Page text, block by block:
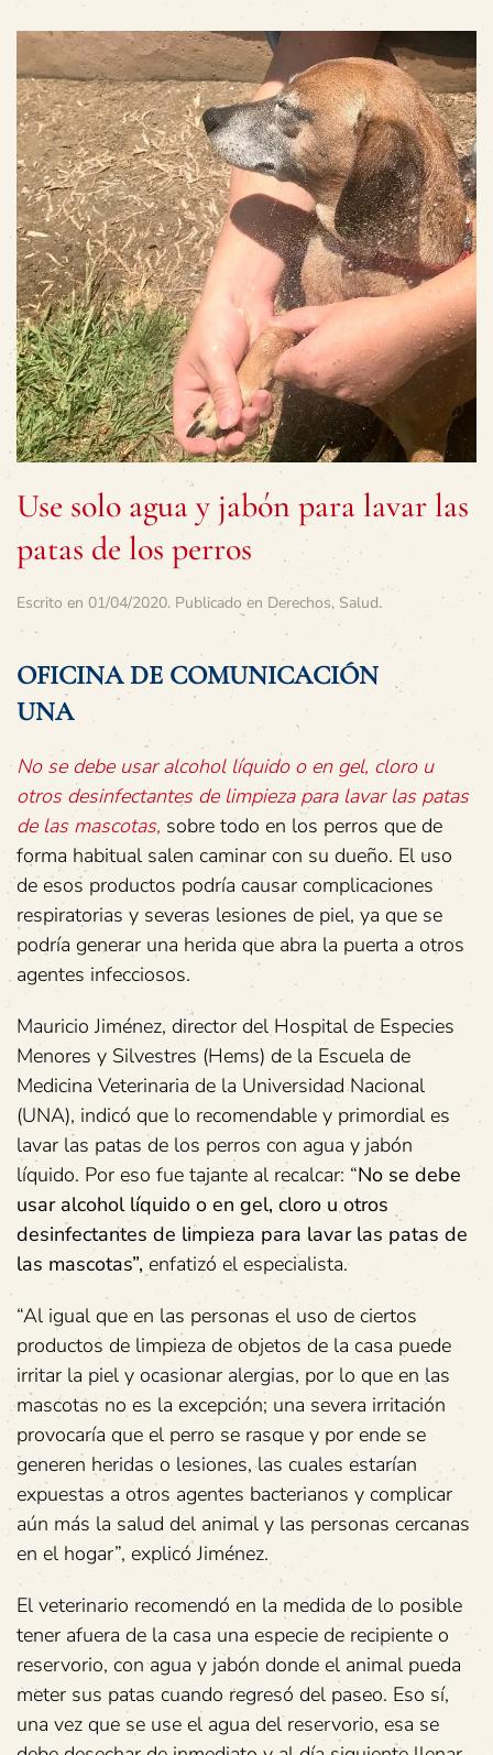
Use solo agua y jabón para lavar las
patas de los perros
Escrito en 01/04/2020. Publicado en Derechos, Salud.
OFICINA DE COMUNICACIÓN
UNA
No se debe usar alcohol líquido o en gel, cloro u
otros desinfectantes de limpieza para lavar las patas
de las mascotas, sobre todo en los perros que de
forma habitual salen caminar con su dueño. El uso
de esos productos podría causar complicaciones
respiratorias y severas lesiones de piel, ya que se
podría generar una herida que abra la puerta a otros
agentes infecciosos.
Mauricio Jiménez, director del Hospital de Especies
Menores y Silvestres (Hems) de la Escuela de
Medicina Veterinaria de la Universidad Nacional
(UNA), indicó que lo recomendable y primordial es
lavar las patas de los perros con agua y jabón
líquido. Por eso fue tajante al recalcar: “No se debe
usar alcohol líquido o en gel, cloro u otros
desinfectantes de limpieza para lavar las patas de
las mascotas”, enfatizó el especialista.
“Al igual que en las personas el uso de ciertos
productos de limpieza de objetos de la casa puede
irritar la piel y ocasionar alergias, por lo que en las
mascotas no es la excepción; una severa irritación
provocaría que el perro se rasque y por ende se
generen heridas o lesiones, las cuales estarían
expuestas a otros agentes bacterianos y complicar
aún más la salud del animal y las personas cercanas
en el hogar”, explicó Jiménez.
El veterinario recomendó en la medida de lo posible
tener afuera de la casa una especie de recipiente o
reservorio, con agua y jabón donde el animal pueda
meter sus patas cuando regresó del paseo. Eso sí,
una vez que se use el agua del reservorio, esa se